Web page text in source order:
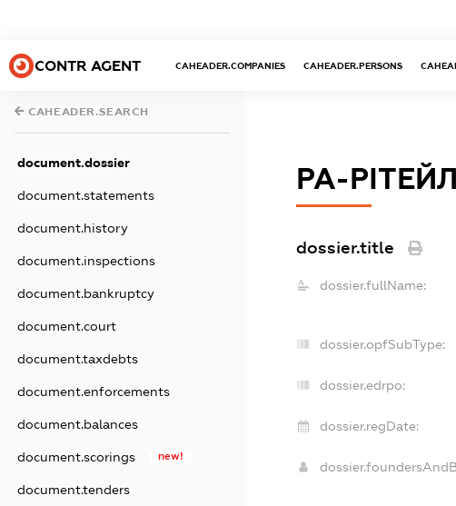
CONTR AGENT CAHEADER.COMPANIES CAHEADER.PERSONS
CAHEADER.SEARCH
document.dossier
document.statements
document.history
document.inspections
document.bankruptcy
document.court
document.taxdebts
document.enforcements
document.balances
document.scorings new!
document.tenders
РА-РІТЕЙЛ
dossier.title
dossier.fullName:
dossier.opfSubType:
dossier.edrpo:
dossier.regDate: